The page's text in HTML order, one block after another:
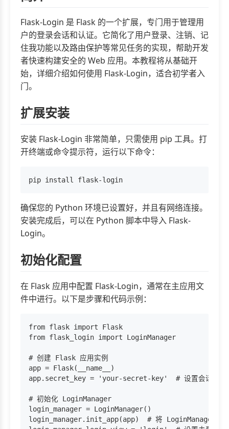
Flask-Login 是 Flask 的一个扩展，专门用于管理用
户的登录会话和认证。它简化了用户登录、注销、记
住我功能以及路由保护等常见任务的实现，帮助开发
者快速构建安全的 Web 应用。本教程将从基础开
始，详细介绍如何使用 Flask-Login，适合初学者入
门。
扩展安装
安装 Flask-Login 非常简单，只需使用 pip 工具。打
开终端或命令提示符，运行以下命令：
确保您的 Python 环境已设置好，并且有网络连接。
安装完成后，可以在 Python 脚本中导入 Flask-
Login。
初始化配置
在 Flask 应用中配置 Flask-Login，通常在主应用文
件中进行。以下是步骤和代码示例：
from flask import Flask
from flask_login import LoginManager
# 创建 Flask 应用实例
app = Flask(__name__)
app.secret_key = 'your-secret-key'  # 设置会话密钥，
# 初始化 LoginManager
login_manager = LoginManager()
login_manager.init_app(app)  # 将 LoginManager 与